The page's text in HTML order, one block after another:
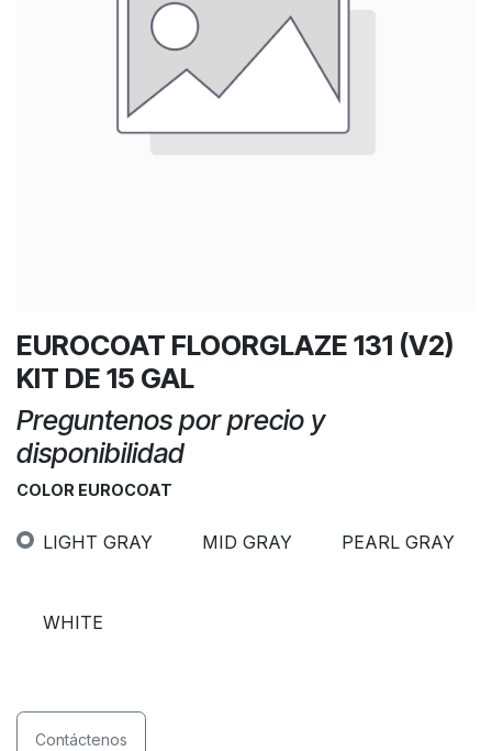
EUROCOAT FLOORGLAZE 131 (V2)
KIT DE 15 GAL
Preguntenos por precio y
disponibilidad
COLOR EUROCOAT
LIGHT GRAY MID GRAY PEARL GRAY
WHITE
Contáctenos